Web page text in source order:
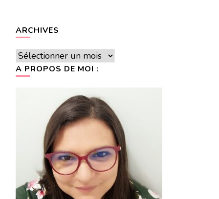
ARCHIVES
Archives
A PROPOS DE MOI :